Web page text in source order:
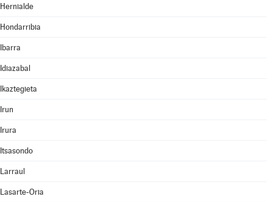
Hernialde
Hondarribia
Ibarra
Idiazabal
Ikaztegieta
Irun
Irura
Itsasondo
Larraul
Lasarte-Oria